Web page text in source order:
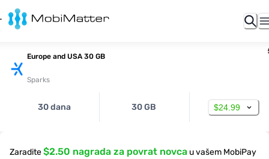
Europe and USA 30 GB
Sparks
30 dana 30 GB $24.99
Zaradite$2.50 nagrada za povrat novca u vašem MobiPay